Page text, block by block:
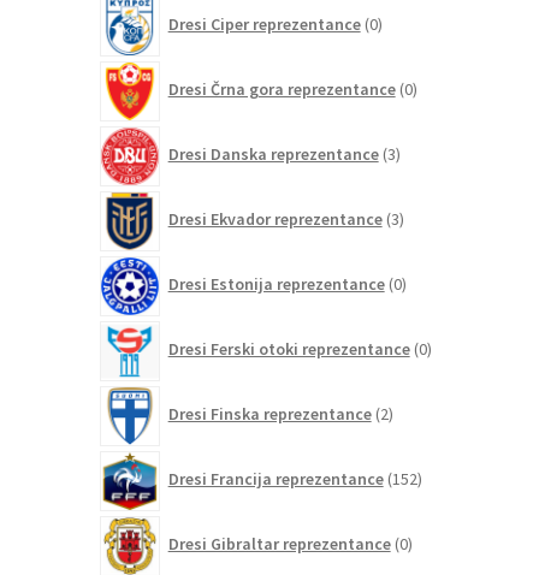
Dresi Ciper reprezentance 0izdelkov
Dresi Črna gora reprezentance 0izdelkov
Dresi Danska reprezentance 3izdelki
Dresi Ekvador reprezentance 3izdelki
Dresi Estonija reprezentance 0izdelkov
Dresi Ferski otoki reprezentance 0izdelkov
Dresi Finska reprezentance 2izdelka
Dresi Francija reprezentance 152izdelkov
Dresi Gibraltar reprezentance 0izdelkov